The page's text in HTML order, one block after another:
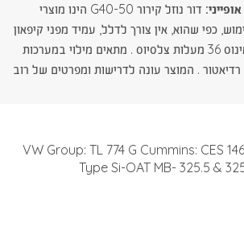
דור נוזל קירור G40-50 הינו מוצרי
מוכן לשימוש, כפי שהוא, אין צורך לדלל, עמיד מפני קיפאון
עד לטמפרטורה של מינוס 36 מעלות צלסיוס . מתאים מילוי במערכות
רדיאטור . המוצר עונה לדרישות ומפרטים של רוב
VW Group: TL 774 G Cummins: CES
Type Si-OAT MB- 325.5 &